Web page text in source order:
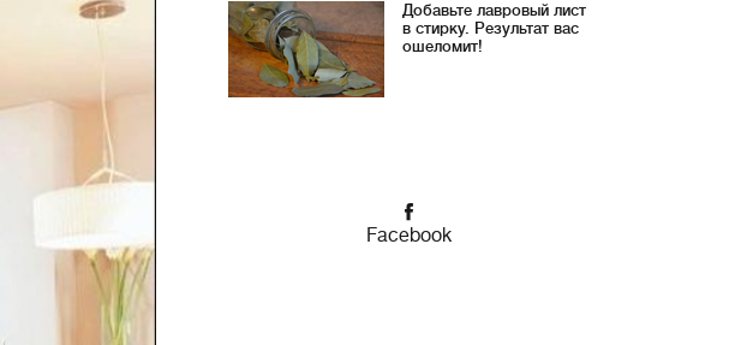
Добавьте лавровый лист
в стирку. Результат вас
ошеломит!
Facebook